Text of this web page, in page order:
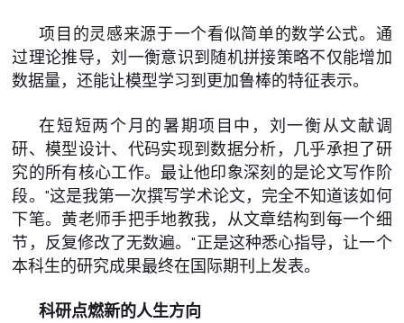
项目的灵感来源于一个看似简单的数学公式。通
过理论推导，刘一衡意识到随机拼接策略不仅能增加
数据量，还能让模型学习到更加鲁棒的特征表示。
在短短两个月的暑期项目中，刘一衡从文献调
研、模型设计、代码实现到数据分析，几乎承担了研
究的所有核心工作。最让他印象深刻的是论文写作阶
段。"这是我第一次撰写学术论文，完全不知道该如何
下笔。黄老师手把手地教我，从文章结构到每一个细
节，反复修改了无数遍。"正是这种悉心指导，让一个
本科生的研究成果最终在国际期刊上发表。
科研点燃新的人生方向